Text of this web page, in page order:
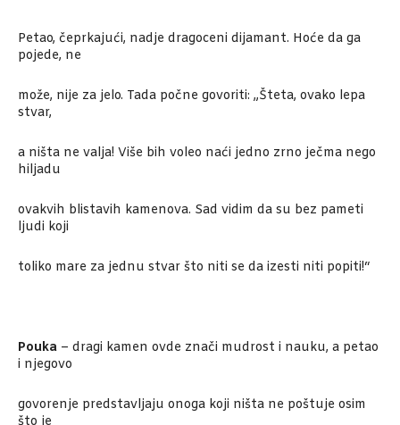
Petao, čeprkajući, nadje dragoceni dijamant. Hoće da ga
pojede, ne
može, nije za jelo. Tada počne govoriti: „Šteta, ovako lepa
stvar,
a ništa ne valja! Više bih voleo naći jedno zrno ječma nego
hiljadu
ovakvih blistavih kamenova. Sad vidim da su bez pameti
ljudi koji
toliko mare za jednu stvar što niti se da izesti niti popiti!“
Pouka – dragi kamen ovde znači mudrost i nauku, a petao
i njegovo
govorenje predstavljaju onoga koji ništa ne poštuje osim
što je